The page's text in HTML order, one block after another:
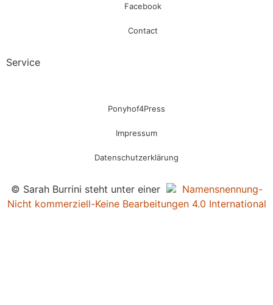
Facebook
Contact
Service
Ponyhof4Press
Impressum
Datenschutzerklärung
© Sarah Burrini steht unter einer
Namensnennung-
Nicht kommerziell-Keine Bearbeitungen 4.0 International